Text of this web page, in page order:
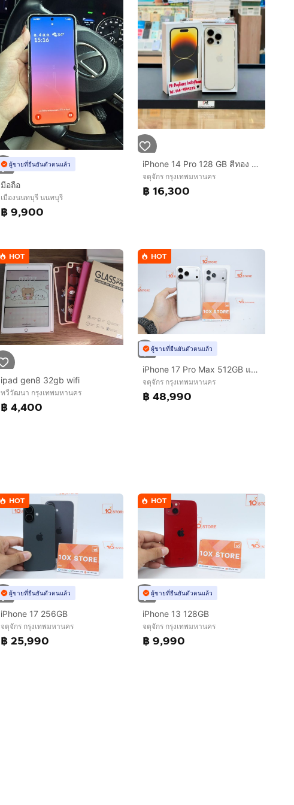
ผู้ขายที่ยืนยันตัวตนแล้ว
มือถือ
เมืองนนทบุรี นนทบุรี
฿ 9,900
iPhone 14 Pro 128 GB สีทอง เครื่องสวยมาก
จตุจักร กรุงเทพมหานคร
฿ 16,300
HOT
ipad gen8 32gb wifi
ทวีวัฒนา กรุงเทพมหานคร
฿ 4,400
HOT
ผู้ขายที่ยืนยันตัวตนแล้ว
iPhone 17 Pro Max 512GB แกะเช็ค
จตุจักร กรุงเทพมหานคร
฿ 48,990
HOT
ผู้ขายที่ยืนยันตัวตนแล้ว
iPhone 17 256GB
จตุจักร กรุงเทพมหานคร
฿ 25,990
HOT
ผู้ขายที่ยืนยันตัวตนแล้ว
iPhone 13 128GB
จตุจักร กรุงเทพมหานคร
฿ 9,990